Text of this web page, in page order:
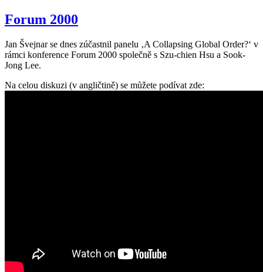
Forum 2000
Jan Švejnar se dnes zúčastnil panelu ‚A Collapsing Global Order?‘ v
rámci konference Forum 2000 společně s Szu-chien Hsu a Sook-
Jong Lee.
Na celou diskuzi (v angličtině) se můžete podívat zde: